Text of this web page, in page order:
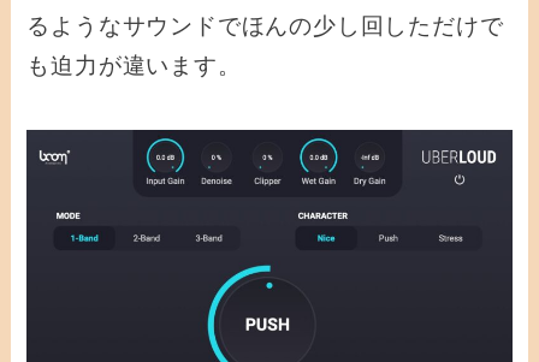
るようなサウンドでほんの少し回しただけで
も迫力が違います。